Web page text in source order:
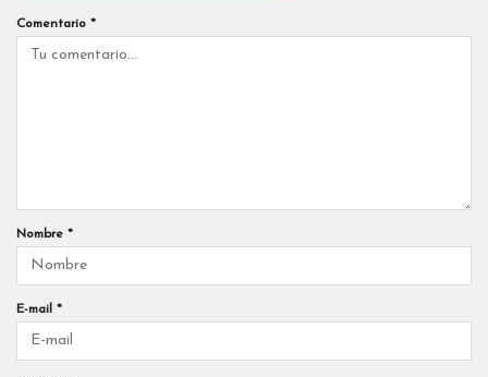
Comentario *
Nombre *
E-mail *